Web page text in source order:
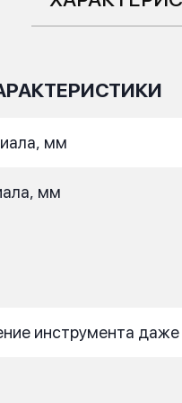
мм
мм
инструмента